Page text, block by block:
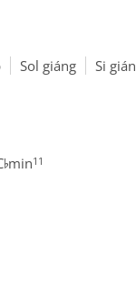
Sol giáng Si
♭min11